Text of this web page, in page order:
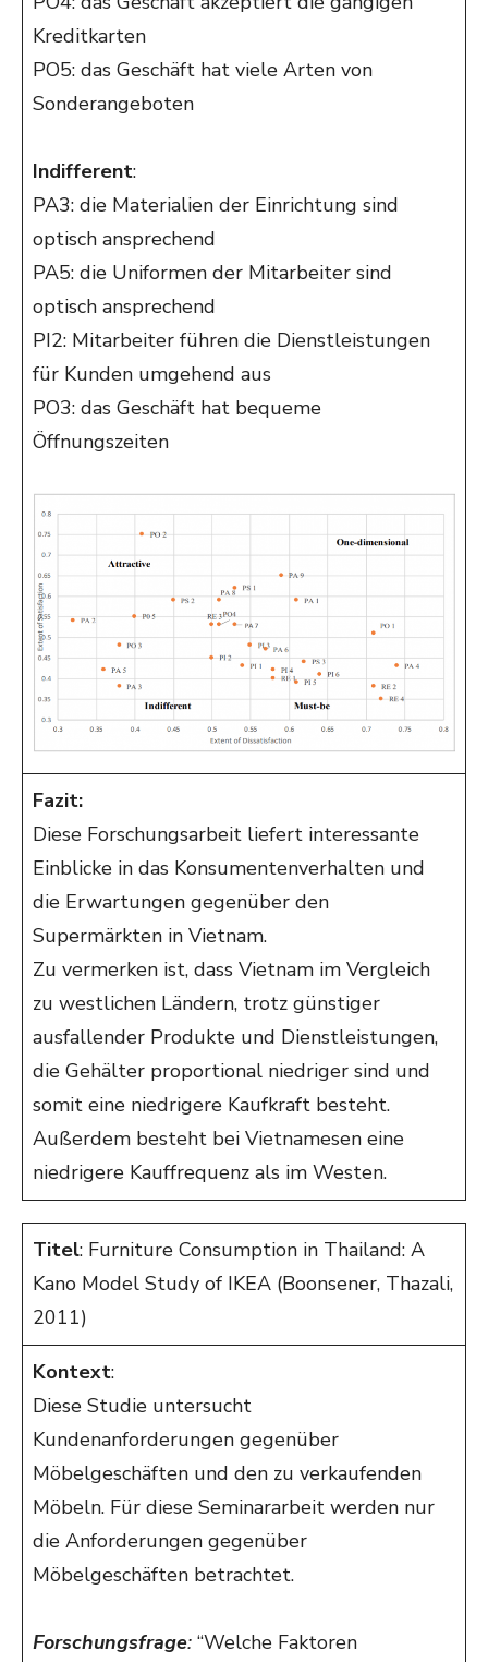
Kreditkarten
PO5: das Geschäft hat viele Arten von
Sonderangeboten
Indifferent:
PA3: die Materialien der Einrichtung sind
optisch ansprechend
PA5: die Uniformen der Mitarbeiter sind
optisch ansprechend
PI2: Mitarbeiter führen die Dienstleistungen
für Kunden umgehend aus
PO3: das Geschäft hat bequeme
Öffnungszeiten
Fazit:
Diese Forschungsarbeit liefert interessante
Einblicke in das Konsumentenverhalten und
die Erwartungen gegenüber den
Supermärkten in Vietnam.
Zu vermerken ist, dass Vietnam im Vergleich
zu westlichen Ländern, trotz günstiger
ausfallender Produkte und Dienstleistungen,
die Gehälter proportional niedriger sind und
somit eine niedrigere Kaufkraft besteht.
Außerdem besteht bei Vietnamesen eine
niedrigere Kauffrequenz als im Westen.
Titel: Furniture Consumption in Thailand: A
Kano Model Study of IKEA (Boonsener, Thazali,
2011)
Kontext:
Diese Studie untersucht
Kundenanforderungen gegenüber
Möbelgeschäften und den zu verkaufenden
Möbeln. Für diese Seminararbeit werden nur
die Anforderungen gegenüber
Möbelgeschäften betrachtet.
Forschungsfrage: “Welche Faktoren